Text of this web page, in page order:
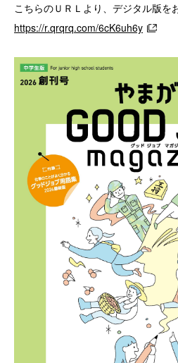
こちらのＵＲＬより、デジタル版を
https://r.qrqrq.com/6cK6uh6y